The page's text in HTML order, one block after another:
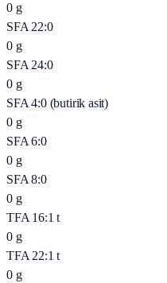
0 g
SFA 22:0
0 g
SFA 24:0
0 g
SFA 4:0 (butirik asit)
0 g
SFA 6:0
0 g
SFA 8:0
0 g
TFA 16:1 t
0 g
TFA 22:1 t
0 g